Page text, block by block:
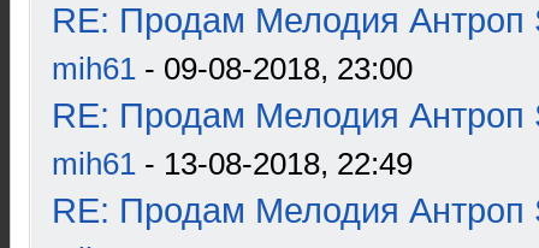
RE: Продам Мелодия Антроп
mih61 - 09-08-2018, 23:00
RE: Продам Мелодия Антроп
mih61 - 13-08-2018, 22:49
RE: Продам Мелодия Антроп